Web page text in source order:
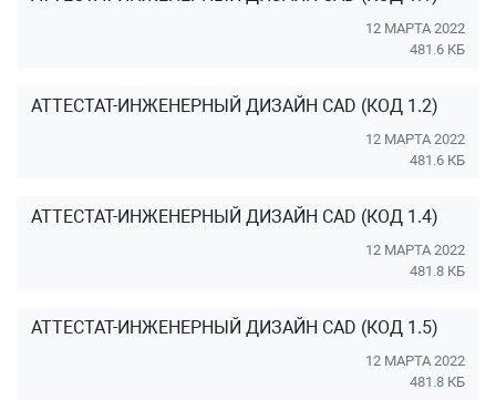
12 МАРТА 2022
481.6 КБ
АТТЕСТАТ-ИНЖЕНЕРНЫЙ ДИЗАЙН CAD (КОД 1.2)
12 МАРТА 2022
481.6 КБ
АТТЕСТАТ-ИНЖЕНЕРНЫЙ ДИЗАЙН CAD (КОД 1.4)
12 МАРТА 2022
481.8 КБ
АТТЕСТАТ-ИНЖЕНЕРНЫЙ ДИЗАЙН CAD (КОД 1.5)
12 МАРТА 2022
481.8 КБ